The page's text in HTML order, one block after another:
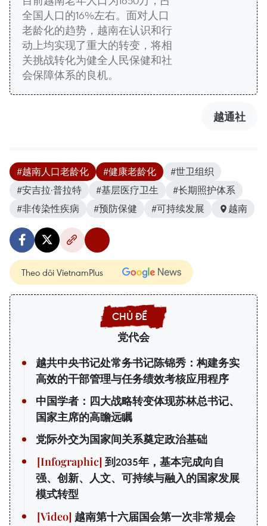
全国人口的16%左右。面对人口
老龄化的趋势，越南在认识和行
动上均实现了重大的转变，将相
关挑战转化为健全人民保健和社
会保障体系的良机。
越通社
#越南人口老龄化 #健康老龄化
#世卫组织
#安吉拉·普拉特
#基层医疗卫生
#长期照护体系
#非传染性疾病
#预防保健 #可持续发展 越南
Theo dõi VietnamPlus
党代会
越共中央书记处常务书记陈锦秀：构建务实
高效的干部管理与任务绩效考核应用程序
中国学者：四大战略转变体现苏林总书记、
国家主席的高瞻远瞩
党际外交为国家间关系奠定政治基础
到2035年，基本完成向自
强、创新、人文、可持续与融入的国家发展
模式转型
越南第十六届国会第一次非常规会